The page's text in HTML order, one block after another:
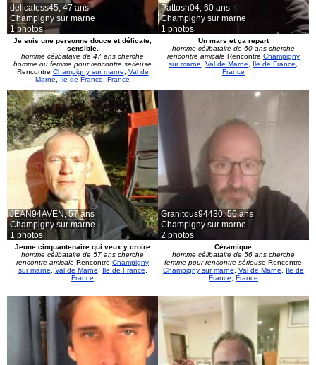
delicatess45,47 ans
Champigny sur marne
1 photos
Je suis une personne douce et délicate,
sensible.
homme célibataire de 47 ans cherche
homme ou femme pour rencontre sérieuse
Rencontre Champigny sur marne
Val de
Marne
Ile de France ,France
Pattosh04, 60 ans
Champigny sur marne
1 photos
Un mars et ça repart
homme célibataire de 60 ans cherche
rencontre amicale Rencontre Champigny
sur marne
,Val de Marne Ile de France
France
JEAN94AVEN,57 ans
Champigny sur marne
1 photos
Jeune cinquantenaire qui veux y croire
homme célibataire de 57 ans cherche
rencontre amicale RencontreChampigny
sur marne, Val de Marne, Ile de France,
France
Granitous94430,56 ans
Champigny sur marne
2 photos
Céramique
homme célibataire de 56 ans cherche
femme pour rencontre sérieuse Rencontre
Champigny sur marne, Val de Marne,
Ile de
France, France